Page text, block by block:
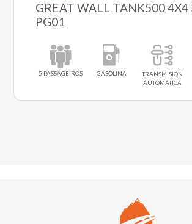
GREAT WALL TANK500 4X4
PG01
5 PASSAGEIROS GASOLINA
TRANSMISION
AUTOMATICA